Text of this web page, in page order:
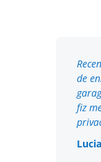
de
fiz